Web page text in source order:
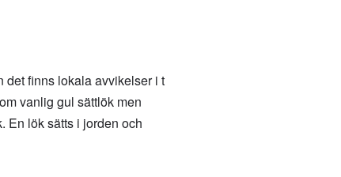
det finns lokala avvikelser i t
vanlig gul sättlök men
En lök sätts i jorden och